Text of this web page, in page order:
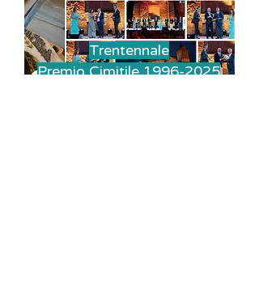
Trentennale
Premio Cimitile 1996-2025